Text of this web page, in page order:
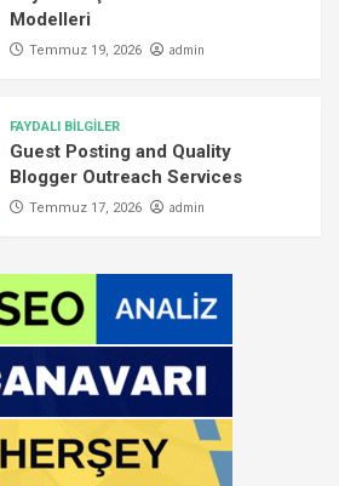
Modelleri
Temmuz 19, 2026 admin
FAYDALI BİLGİLER
Guest Posting and Quality
Blogger Outreach Services
Temmuz 17, 2026 admin